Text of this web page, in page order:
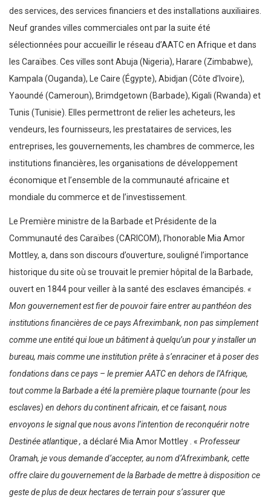
des services, des services financiers et des installations auxiliaires.
Neuf grandes villes commerciales ont par la suite été
sélectionnées pour accueillir le réseau d’AATC en Afrique et dans
les Caraïbes. Ces villes sont Abuja (Nigeria), Harare (Zimbabwe),
Kampala (Ouganda), Le Caire (Égypte), Abidjan (Côte d’Ivoire),
Yaoundé (Cameroun), Brimdgetown (Barbade), Kigali (Rwanda) et
Tunis (Tunisie). Elles permettront de relier les acheteurs, les
vendeurs, les fournisseurs, les prestataires de services, les
entreprises, les gouvernements, les chambres de commerce, les
institutions financières, les organisations de développement
économique et l’ensemble de la communauté africaine et
mondiale du commerce et de l’investissement.
Le Première ministre de la Barbade et Présidente de la
Communauté des Caraïbes (CARICOM), l’honorable Mia Amor
Mottley, a, dans son discours d’ouverture, souligné l’importance
historique du site où se trouvait le premier hôpital de la Barbade,
ouvert en 1844 pour veiller à la santé des esclaves émancipés. «
Mon gouvernement est fier de pouvoir faire entrer au panthéon des
institutions financières de ce pays Afreximbank, non pas simplement
comme une entité qui loue un bâtiment à quelqu’un pour y installer un
bureau, mais comme une institution prête à s’enraciner et à poser des
fondations dans ce pays – le premier AATC en dehors de l’Afrique,
tout comme la Barbade a été la première plaque tournante (pour les
esclaves) en dehors du continent africain, et ce faisant, nous
envoyons le signal que nous avons l’intention de reconquérir notre
Destinée atlantique , a déclaré Mia Amor Mottley . « Professeur
Oramah, je vous demande d’accepter, au nom d’Afreximbank, cette
offre claire du gouvernement de la Barbade de mettre à disposition ce
geste de plus de deux hectares de terrain pour s’assurer que